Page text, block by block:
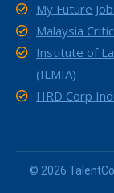
My Future
Malaysia
Institute of
(ILMIA)
HRD Corp
© 2026